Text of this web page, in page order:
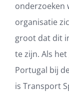
onderzoeken
organisatie
groot dat dit
te zijn. Als
Portugal bij
is Transport